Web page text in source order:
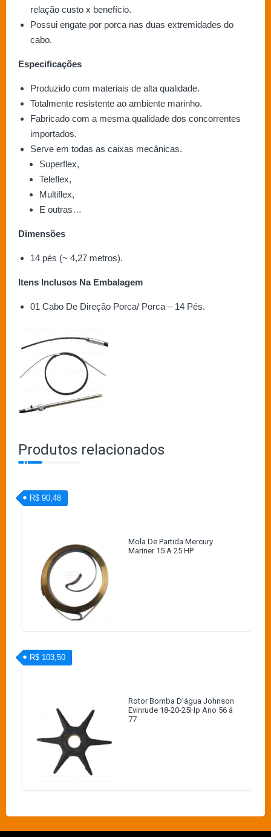
relação custo x benefício.
Possui engate por porca nas duas extremidades do
cabo.
Especificações
Produzido com materiais de alta qualidade.
Totalmente resistente ao ambiente marinho.
Fabricado com a mesma qualidade dos concorrentes
importados.
Serve em todas as caixas mecânicas.
Superflex,
Teleflex,
Multiflex,
E outras…
Dimensões
14 pés (~ 4,27 metros).
Itens Inclusos Na Embalagem
01 Cabo De Direção Porca/ Porca – 14 Pés.
Produtos relacionados
Mola De Partida Mercury
Mariner 15 A 25 HP
R$ 90,48
Rotor Bomba D’água Johnson
Evinrude 18-20-25Hp Ano 56 á
77
R$ 103,50